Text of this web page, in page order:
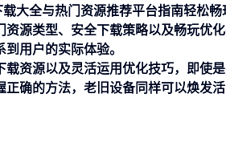
大全与热门资源推荐平台指南轻松
源类型、安全下载策略以及畅玩优
用户的实际体验。
资源以及灵活运用优化技巧，即使
确的方法，老旧设备同样可以焕发